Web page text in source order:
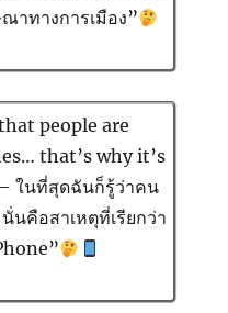
าทางการเมือง”
people are
that’s why it’s
ในที่สุดฉันก็รู้ว่าคน
คือสาเหตุที่เรียกว่า